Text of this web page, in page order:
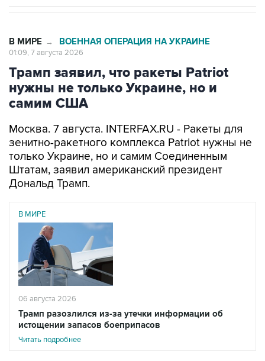
В МИРЕ → ВОЕННАЯ ОПЕРАЦИЯ НА УКРАИНЕ
01:09, 7 августа 2026
Трамп заявил, что ракеты Patriot
нужны не только Украине, но и
самим США
Москва. 7 августа. INTERFAX.RU - Ракеты для
зенитно-ракетного комплекса Patriot нужны не
только Украине, но и самим Соединенным
Штатам, заявил американский президент
Дональд Трамп.
В МИРЕ
06 августа 2026
Трамп разозлился из-за утечки информации об
истощении запасов боеприпасов
Читать подробнее